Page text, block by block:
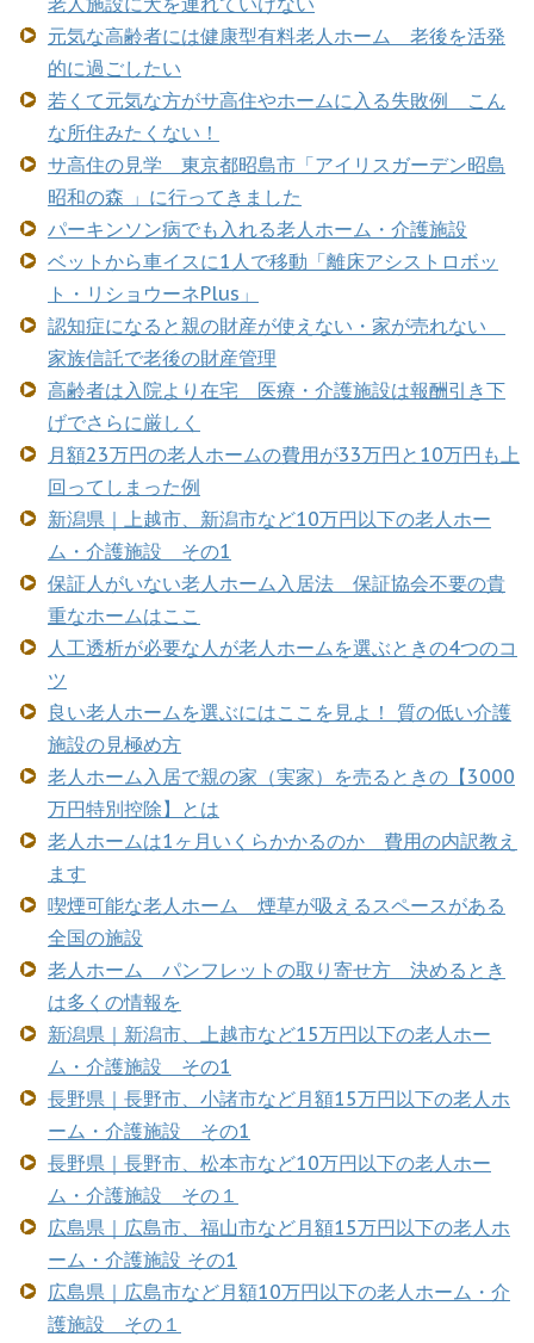
元気な高齢者には健康型有料老人ホーム 老後を活発
的に過ごしたい
若くて元気な方がサ高住やホームに入る失敗例 こん
な所住みたくない！
サ高住の見学 東京都昭島市「アイリスガーデン昭島
昭和の森 」に行ってきました
パーキンソン病でも入れる老人ホーム・介護施設
ベットから車イスに1人で移動「離床アシストロボッ
ト・リショウーネPlus」
認知症になると親の財産が使えない・家が売れない
家族信託で老後の財産管理
高齢者は入院より在宅 医療・介護施設は報酬引き下
げでさらに厳しく
月額23万円の老人ホームの費用が33万円と10万円も上
回ってしまった例
新潟県｜上越市、新潟市など10万円以下の老人ホー
ム・介護施設 その1
保証人がいない老人ホーム入居法 保証協会不要の貴
重なホームはここ
人工透析が必要な人が老人ホームを選ぶときの4つのコ
ツ
良い老人ホームを選ぶにはここを見よ！ 質の低い介護
施設の見極め方
老人ホーム入居で親の家（実家）を売るときの【3000
万円特別控除】とは
老人ホームは1ヶ月いくらかかるのか 費用の内訳教え
ます
喫煙可能な老人ホーム 煙草が吸えるスペースがある
全国の施設
老人ホーム パンフレットの取り寄せ方 決めるとき
は多くの情報を
新潟県｜新潟市、上越市など15万円以下の老人ホー
ム・介護施設 その1
長野県｜長野市、小諸市など月額15万円以下の老人ホ
ーム・介護施設 その1
長野県｜長野市、松本市など10万円以下の老人ホー
ム・介護施設 その１
広島県｜広島市、福山市など月額15万円以下の老人ホ
ーム・介護施設 その1
広島県｜広島市など月額10万円以下の老人ホーム・介
護施設 その１